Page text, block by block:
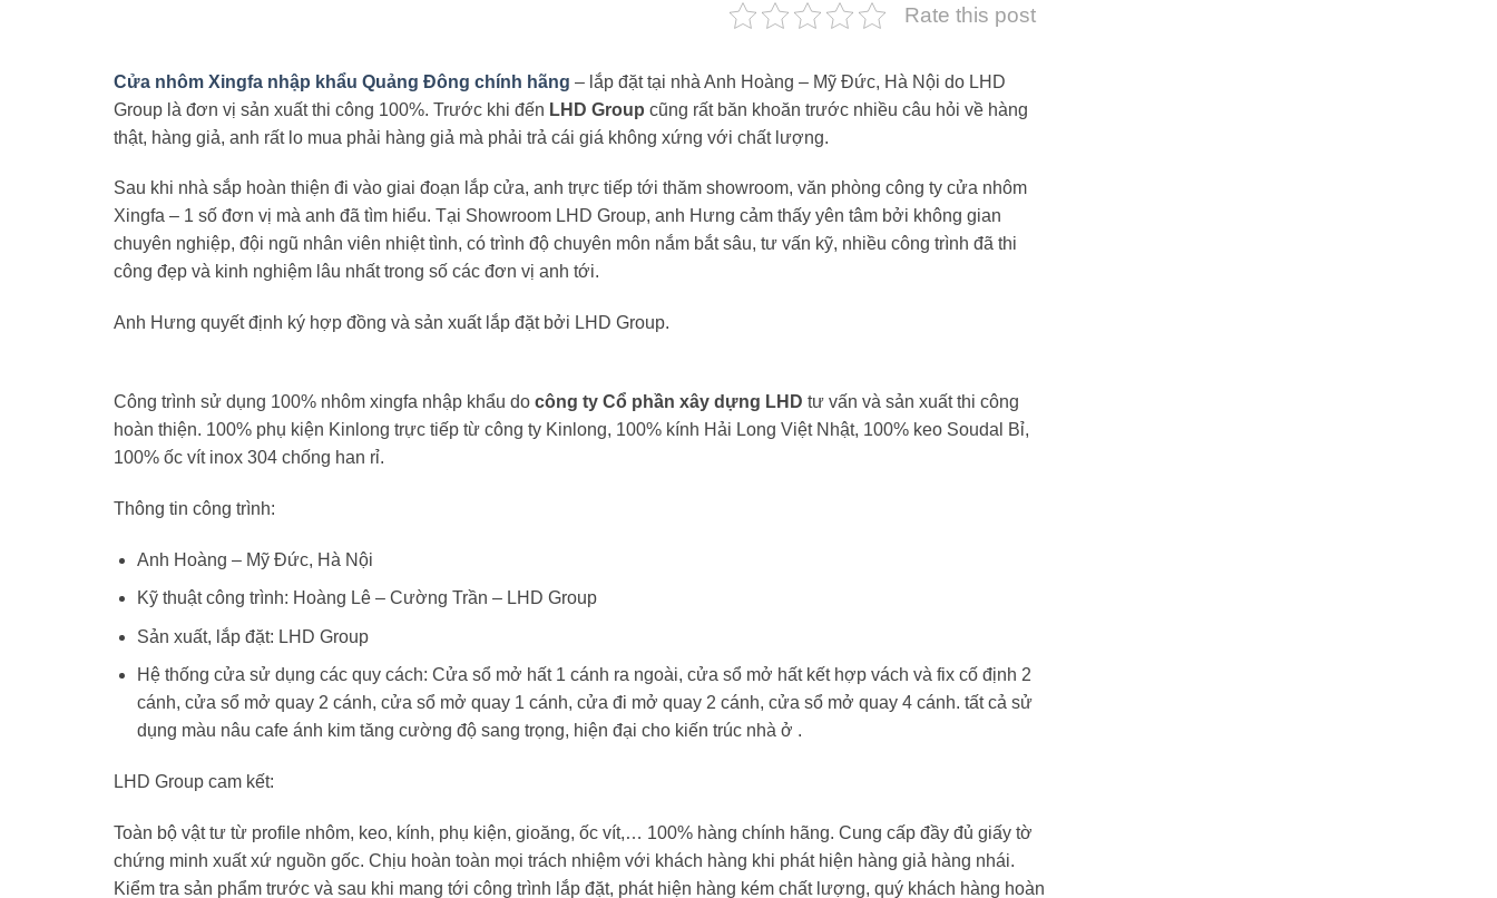
Rate this post
Cửa nhôm Xingfa nhập khẩu Quảng Đông chính hãng – lắp đặt tại nhà Anh Hoàng – Mỹ Đức, Hà Nội do LHD
Group là đơn vị sản xuất thi công 100%. Trước khi đến LHD Group cũng rất băn khoăn trước nhiều câu hỏi về hàng
thật, hàng giả, anh rất lo mua phải hàng giả mà phải trả cái giá không xứng với chất lượng.
Sau khi nhà sắp hoàn thiện đi vào giai đoạn lắp cửa, anh trực tiếp tới thăm showroom, văn phòng công ty cửa nhôm
Xingfa – 1 số đơn vị mà anh đã tìm hiểu. Tại Showroom LHD Group, anh Hưng cảm thấy yên tâm bởi không gian
chuyên nghiệp, đội ngũ nhân viên nhiệt tình, có trình độ chuyên môn nắm bắt sâu, tư vấn kỹ, nhiều công trình đã thi
công đẹp và kinh nghiệm lâu nhất trong số các đơn vị anh tới.
Anh Hưng quyết định ký hợp đồng và sản xuất lắp đặt bởi LHD Group.
Công trình sử dụng 100% nhôm xingfa nhập khẩu do công ty Cổ phần xây dựng LHD tư vấn và sản xuất thi công
hoàn thiện. 100% phụ kiện Kinlong trực tiếp từ công ty Kinlong, 100% kính Hải Long Việt Nhật, 100% keo Soudal Bỉ,
100% ốc vít inox 304 chống han rỉ.
Thông tin công trình:
Anh Hoàng – Mỹ Đức, Hà Nội
Kỹ thuật công trình: Hoàng Lê – Cường Trần – LHD Group
Sản xuất, lắp đặt: LHD Group
Hệ thống cửa sử dụng các quy cách: Cửa sổ mở hất 1 cánh ra ngoài, cửa sổ mở hất kết hợp vách và fix cố định 2
cánh, cửa sổ mở quay 2 cánh, cửa sổ mở quay 1 cánh, cửa đi mở quay 2 cánh, cửa sổ mở quay 4 cánh. tất cả sử
dụng màu nâu cafe ánh kim tăng cường độ sang trọng, hiện đại cho kiến trúc nhà ở .
LHD Group cam kết:
Toàn bộ vật tư từ profile nhôm, keo, kính, phụ kiện, gioăng, ốc vít,… 100% hàng chính hãng. Cung cấp đầy đủ giấy tờ
chứng minh xuất xứ nguồn gốc. Chịu hoàn toàn mọi trách nhiệm với khách hàng khi phát hiện hàng giả hàng nhái.
Kiểm tra sản phẩm trước và sau khi mang tới công trình lắp đặt, phát hiện hàng kém chất lượng, quý khách hàng hoàn